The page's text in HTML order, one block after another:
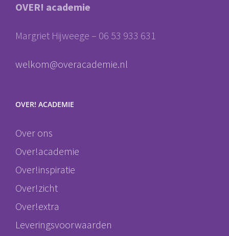
OVER! academie
Margriet Hijweege – 06 53 933 631
welkom@overacademie.nl
OVER! ACADEMIE
Over ons
Over!academie
Over!inspiratie
Over!zicht
Over!extra
Leveringsvoorwaarden